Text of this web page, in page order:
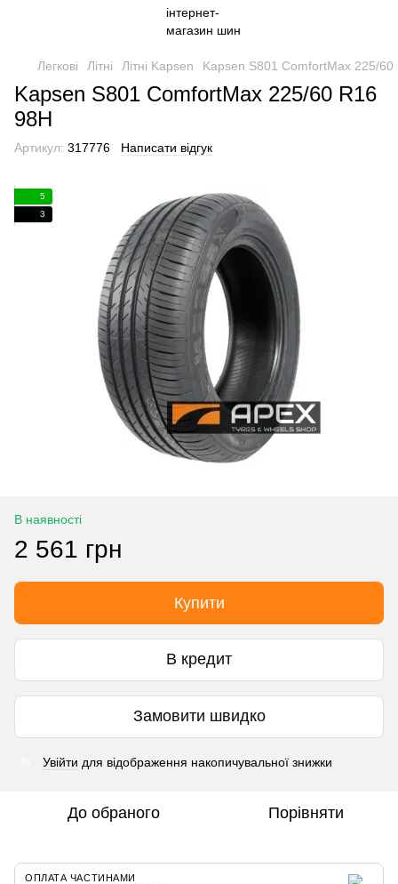
Легкові Літні Літні Kapsen Kapsen S801 ComfortMax 225/60
Kapsen S801 ComfortMax 225/60 R16
98H
Артикул: 317776 Написати відгук
5
3
В наявності
2 561 грн
Купити
В кредит
Замовити швидко
Увійти для відображення накопичувальної знижки
До обраного Порівняти
ОПЛАТА ЧАСТИНАМИ